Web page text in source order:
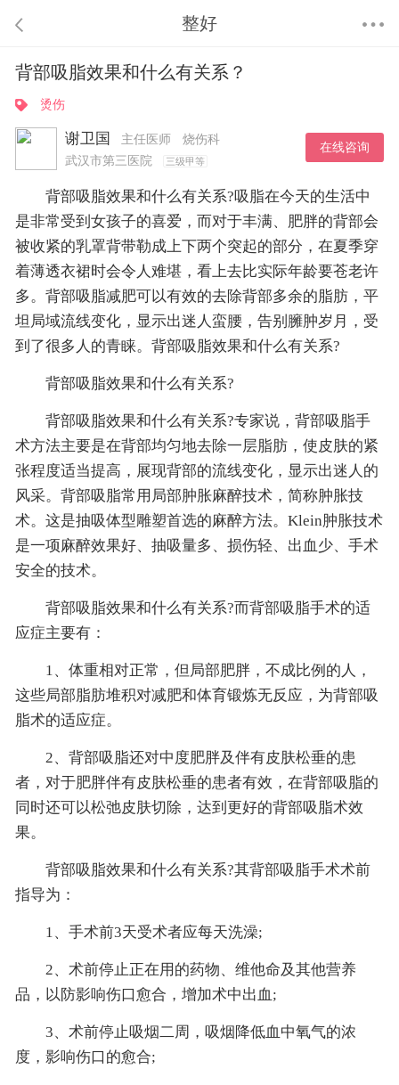
整好
背部吸脂效果和什么有关系？
烫伤
谢卫国 主任医师
烧伤科
武汉市第三医院
三级甲等
在线咨询
背部吸脂效果和什么有关系?吸脂在今天的生活中
是非常受到女孩子的喜爱，而对于丰满、肥胖的背部会
被收紧的乳罩背带勒成上下两个突起的部分，在夏季穿
着薄透衣裙时会令人难堪，看上去比实际年龄要苍老许
多。背部吸脂减肥可以有效的去除背部多余的脂肪，平
坦局域流线变化，显示出迷人蛮腰，告别臃肿岁月，受
到了很多人的青睐。背部吸脂效果和什么有关系?
背部吸脂效果和什么有关系?
背部吸脂效果和什么有关系?专家说，背部吸脂手
术方法主要是在背部均匀地去除一层脂肪，使皮肤的紧
张程度适当提高，展现背部的流线变化，显示出迷人的
风采。背部吸脂常用局部肿胀麻醉技术，简称肿胀技
术。这是抽吸体型雕塑首选的麻醉方法。Klein肿胀技术
是一项麻醉效果好、抽吸量多、损伤轻、出血少、手术
安全的技术。
背部吸脂效果和什么有关系?而背部吸脂手术的适
应症主要有：
1、体重相对正常，但局部肥胖，不成比例的人，
这些局部脂肪堆积对减肥和体育锻炼无反应，为背部吸
脂术的适应症。
2、背部吸脂还对中度肥胖及伴有皮肤松垂的患
者，对于肥胖伴有皮肤松垂的患者有效，在背部吸脂的
同时还可以松弛皮肤切除，达到更好的背部吸脂术效
果。
背部吸脂效果和什么有关系?其背部吸脂手术术前
指导为：
1、手术前3天受术者应每天洗澡;
2、术前停止正在用的药物、维他命及其他营养
品，以防影响伤口愈合，增加术中出血;
3、术前停止吸烟二周，吸烟降低血中氧气的浓
度，影响伤口的愈合;